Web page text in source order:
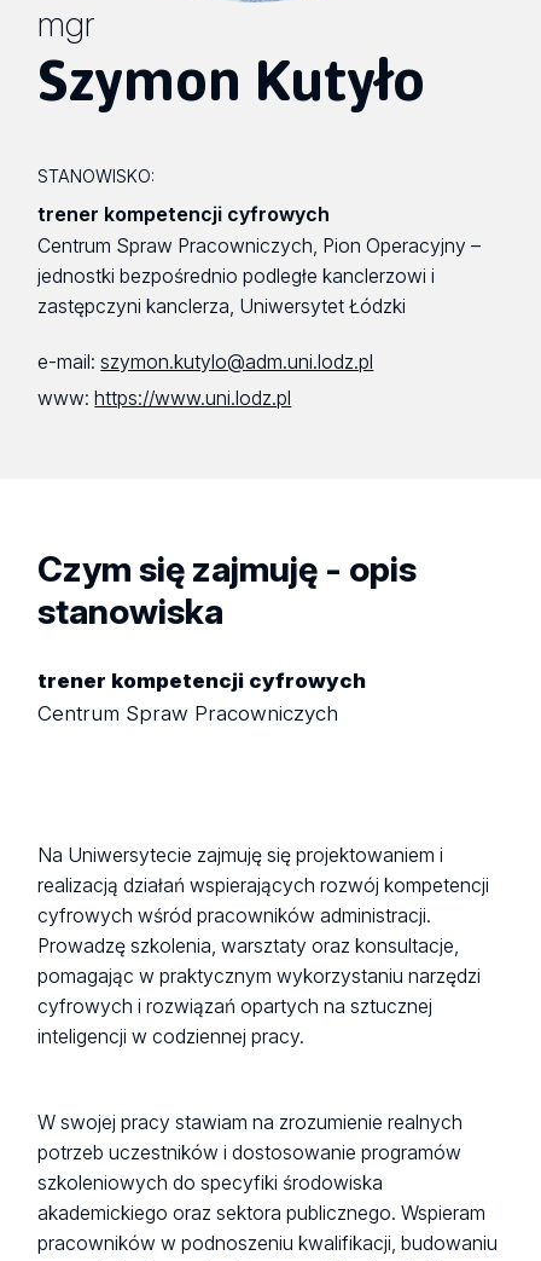
mgr
Szymon Kutyło
STANOWISKO:
trener kompetencji cyfrowych
Centrum Spraw Pracowniczych, Pion Operacyjny –
jednostki bezpośrednio podległe kanclerzowi i
zastępczyni kanclerza, Uniwersytet Łódzki
e-mail:szymon.kutylo@adm.uni.lodz.pl
www:https://www.uni.lodz.pl
Czym się zajmuję - opis
stanowiska
trener kompetencji cyfrowych
Centrum Spraw Pracowniczych
Na Uniwersytecie zajmuję się projektowaniem i
realizacją działań wspierających rozwój kompetencji
cyfrowych wśród pracowników administracji.
Prowadzę szkolenia, warsztaty oraz konsultacje,
pomagając w praktycznym wykorzystaniu narzędzi
cyfrowych i rozwiązań opartych na sztucznej
inteligencji w codziennej pracy.
W swojej pracy stawiam na zrozumienie realnych
potrzeb uczestników i dostosowanie programów
szkoleniowych do specyfiki środowiska
akademickiego oraz sektora publicznego. Wspieram
pracowników w podnoszeniu kwalifikacji, budowaniu